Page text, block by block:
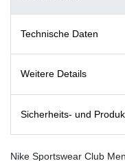
Technische Daten
Weitere Details
Sicherheits- und
Nike Sportswear Club